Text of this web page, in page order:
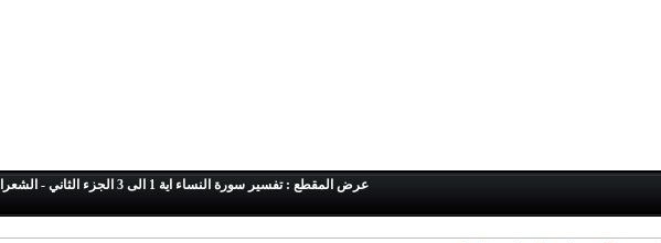
عرض المقطع : تفسير سورة النساء اية 1 الى 3 الجزء الثاني - الشعراوى